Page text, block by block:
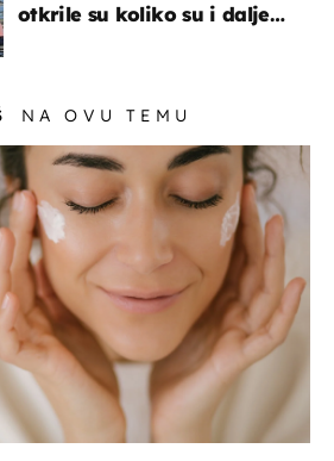
otkrile su koliko su i dalje
NA OVU TEMU